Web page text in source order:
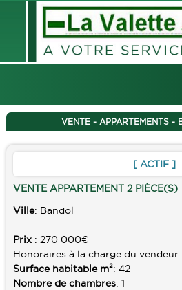
ACCUEIL
VENTES
TOUTES LES VENTES
IMMEUBLES
TERRAINS
LOCATIONS
TOUTES LES LOCATIONS
VIAGER
LOCAUX COMMERCIAUX
GESTION
VENTE - APPARTEMENTS -
[ ACTIF ]
VENTE APPARTEMENT 2 PIÈCE(S)
Ville: Bandol
Prix: 270 000€
Honoraires à la charge du vendeur
Surface habitable m²: 42
Nombre de chambres: 1